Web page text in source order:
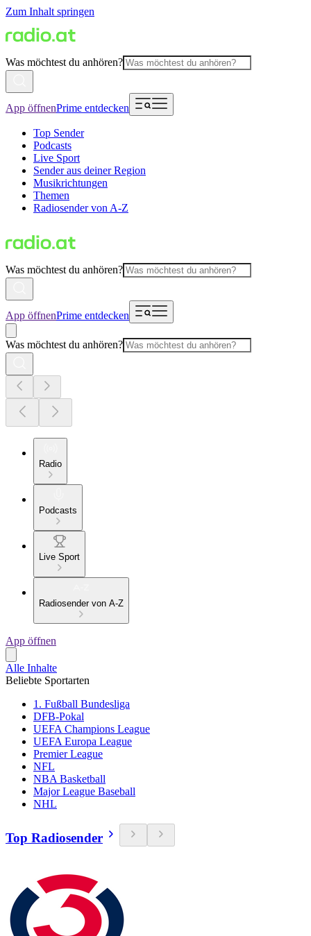
Zum Inhalt springen
Was möchtest du anhören?
App öffnenPrime entdecken
Top Sender
Podcasts
Live Sport
Sender aus deiner Region
Musikrichtungen
Themen
Radiosender von A-Z
Was möchtest du anhören?
App öffnenPrime entdecken
Was möchtest du anhören?
Radio
Podcasts
Live Sport
Radiosender von A-Z
App öffnen
Alle Inhalte
Beliebte Sportarten
1. Fußball Bundesliga
DFB-Pokal
UEFA Champions League
UEFA Europa League
Premier League
NFL
NBA Basketball
Major League Baseball
NHL
Top Radiosender